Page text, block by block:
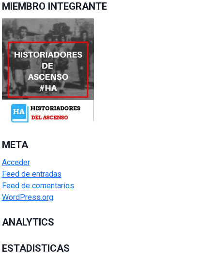
MIEMBRO INTEGRANTE
META
Acceder
Feed de entradas
Feed de comentarios
WordPress.org
ANALYTICS
ESTADISTICAS